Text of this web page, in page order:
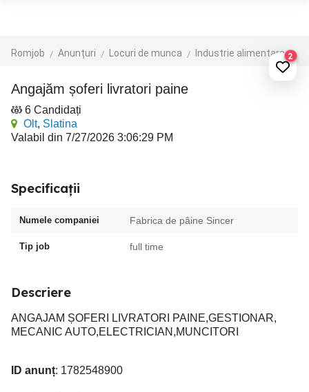
Romjob Anunțuri Locuri de munca Industrie alimentara 2
Angajăm șoferi livratori paine
6 Candidați
Olt, Slatina
Valabil din 7/27/2026 3:06:29 PM
Specificații
Numele companiei Fabrica de pâine Sincer
Tip job full time
Descriere
ANGAJAM ȘOFERI LIVRATORI PAINE,GESTIONAR,
MECANIC AUTO,ELECTRICIAN,MUNCITORI
ID anunț: 1782548900